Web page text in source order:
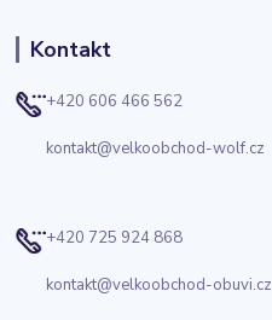
Kontakt
+420 606 466 562
kontakt@velkoobchod-wolf.cz
+420 725 924 868
kontakt@velkoobchod-obuvi.cz